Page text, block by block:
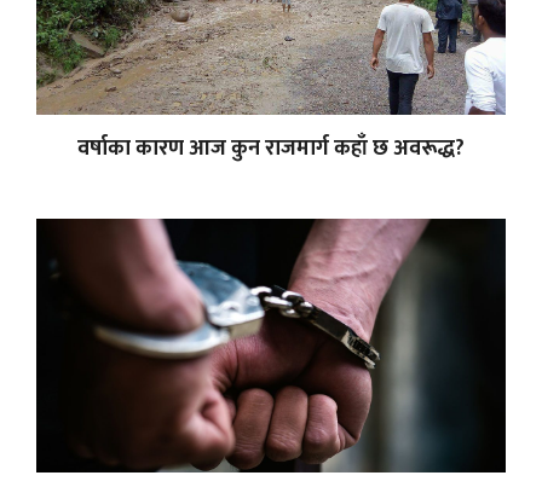
वर्षाका कारण आज कुन राजमार्ग कहाँ छ अवरूद्ध?